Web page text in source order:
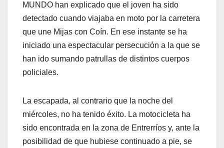
MUNDO han explicado que el joven ha sido
detectado cuando viajaba en moto por la carretera
que une Mijas con Coín. En ese instante se ha
iniciado una espectacular persecución a la que se
han ido sumando patrullas de distintos cuerpos
policiales.
La escapada, al contrario que la noche del
miércoles, no ha tenido éxito. La motocicleta ha
sido encontrada en la zona de Entrerríos y, ante la
posibilidad de que hubiese continuado a pie, se